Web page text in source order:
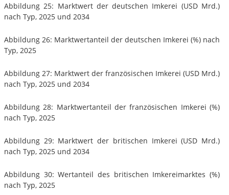
Abbildung 25: Marktwert der deutschen Imkerei (USD Mrd.)
nach Typ, 2025 und 2034
Abbildung 26: Marktwertanteil der deutschen Imkerei (%) nach
Typ, 2025
Abbildung 27: Marktwert der französischen Imkerei (USD Mrd.)
nach Typ, 2025 und 2034
Abbildung 28: Marktwertanteil der französischen Imkerei (%)
nach Typ, 2025
Abbildung 29: Marktwert der britischen Imkerei (USD Mrd.)
nach Typ, 2025 und 2034
Abbildung 30: Wertanteil des britischen Imkereimarktes (%)
nach Typ, 2025